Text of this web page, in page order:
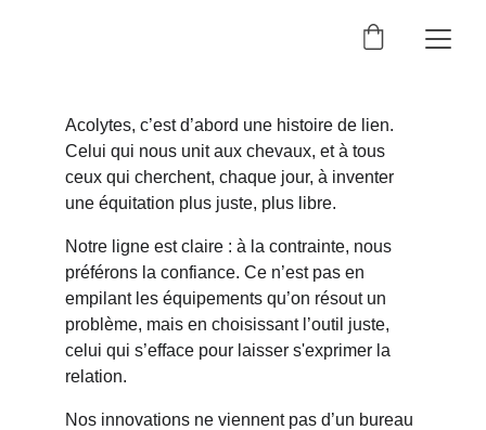
Acolytes, c’est d’abord une histoire de lien.
Celui qui nous unit aux chevaux, et à tous
ceux qui cherchent, chaque jour, à inventer
une équitation plus juste, plus libre.
Notre ligne est claire : à la contrainte, nous
préférons la confiance. Ce n’est pas en
empilant les équipements qu’on résout un
problème, mais en choisissant l’outil juste,
celui qui s’efface pour laisser s'exprimer la
relation.
Nos innovations ne viennent pas d’un bureau